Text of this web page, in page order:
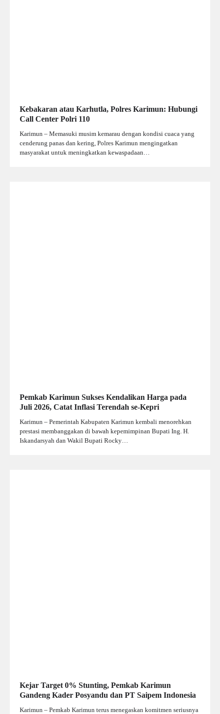
Kebakaran atau Karhutla, Polres Karimun: Hubungi
Call Center Polri 110
Karimun – Memasuki musim kemarau dengan kondisi cuaca yang
cenderung panas dan kering, Polres Karimun mengingatkan
masyarakat untuk meningkatkan kewaspadaan…
Pemkab Karimun Sukses Kendalikan Harga pada
Juli 2026, Catat Inflasi Terendah se-Kepri
Karimun – Pemerintah Kabupaten Karimun kembali menorehkan
prestasi membanggakan di bawah kepemimpinan Bupati Ing. H.
Iskandarsyah dan Wakil Bupati Rocky…
Kejar Target 0% Stunting, Pemkab Karimun
Gandeng Kader Posyandu dan PT Saipem Indonesia
Karimun – Pemkab Karimun terus menegaskan komitmen seriusnya